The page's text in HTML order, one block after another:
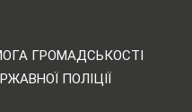
ГРОМАДСЬКОСТІ
ПОЛІЦІЇ